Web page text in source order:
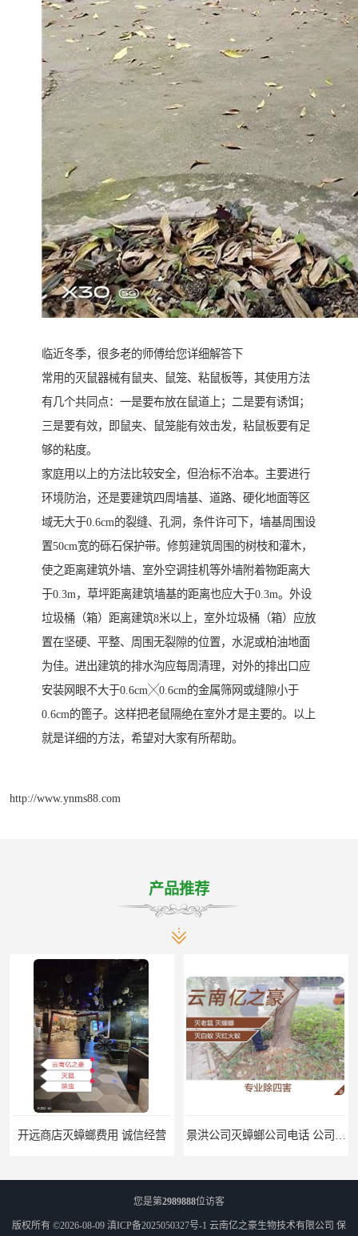
临近冬季，很多老的师傅给您详细解答下
常用的灭鼠器械有鼠夹、鼠笼、粘鼠板等，其使用方法
有几个共同点：一是要布放在鼠道上；二是要有诱饵；
三是要有效，即鼠夹、鼠笼能有效击发，粘鼠板要有足
够的粘度。
家庭用以上的方法比较安全，但治标不治本。主要进行
环境防治，还是要建筑四周墙基、道路、硬化地面等区
域无大于0.6cm的裂缝、孔洞，条件许可下，墙基周围设
置50cm宽的砾石保护带。修剪建筑周围的树枝和灌木，
使之距离建筑外墙、室外空调挂机等外墙附着物距离大
于0.3m，草坪距离建筑墙基的距离也应大于0.3m。外设
垃圾桶（箱）距离建筑8米以上，室外垃圾桶（箱）应放
置在坚硬、平整、周围无裂隙的位置，水泥或柏油地面
为佳。进出建筑的排水沟应每周清理，对外的排出口应
安装网眼不大于0.6cm╳0.6cm的金属筛网或缝隙小于
0.6cm的篦子。这样把老鼠隔绝在室外才是主要的。以上
就是详细的方法，希望对大家有所帮助。
http://www.ynms88.com
产品推荐
商店灭蟑螂费用 诚信经营 景洪公司灭蟑螂公司电话 公司致力于诚信
您是第2989888位访客
版权所有 ©2026-08-09 滇ICP备2025050327号-1 云南亿之豪生物技术有限公司 保